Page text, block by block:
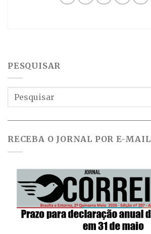
PESQUISAR
RECEBA O JORNAL POR E-MAIL